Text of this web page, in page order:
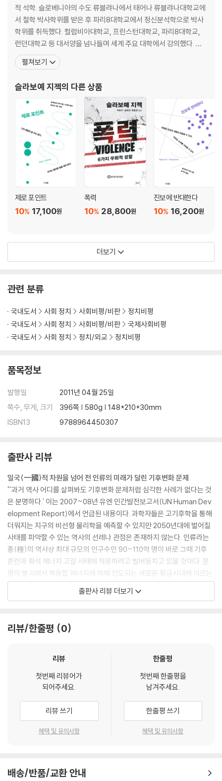
적 석학. 슬로베니아의 수도 류블랴나에서 태어나 류블랴나대학교에
서 철학 박사학위를 받은 후 파리8대학교에서 정신분석학으로 박사
학위를 취득했다. 컬럼비아대학교, 프린스턴대학교, 파리8대학교,
런던대학교 등 대서양을 넘나들며 세계 주요 대학에서 강의했다. 현
재는 슬로베니아 류블랴냐대학교 사회학연구소에서 선임연구원, 버
크벡연구소 인류학 소장을 역임하고 있다. 1989년 국제적 명성을 안
이론, 정신분석학, 현대철학에서의 독창적 통찰을 바탕으로 인문학,
펼쳐보기
슬라보예 지젝의 다른 상품
제로 포인트
17,100원
10%
폭력
28,800원
10%
진보에 반대한다
16,200원
10%
더보기
관련 분류
국내도서 사회 정치 사회비평/비판
정치비평
국내도서
사회 정치 사회비평/비판
국제사회비평
국내도서
사회 정치 정치/외교 정치비평
품목정보
발행일
2011년 04월 25일
쪽수, 무게, 크기
396쪽 | 580g | 148*210*30mm
ISBN13
9788964450307
출판사 리뷰
일국(一國)적 차원을 넘어 전 인류의 미래가 달린 기후변화 문제
"'과거 역사 어디를 살펴봐도 기후변화 문제처럼 심각한 사례가 없다는 것
은 분명하다.' 이는 2007~08년 유엔 인간발전보고서(UN Human Dev
elopment Report)에서 언급된 내용이다. 과학자들은 고기후학을 통해
더워지는 지구의 비선형 물리학을 예측할 수 있지만 2050년대에 벌어질
사태를 파악할 수 있는 역사의 선례나 관점은 존재하지 않는다. 인류라는
종(種)의 역사상 최대 규모의 인구수인 90~110억 명이 바로 그때 기후
혼란과 화석 에너지 고갈 사태에 적응하려고 발버둥치고 있을 것이다. 문
명의 붕괴에서 핵융합 에너지에 의해 인도되는 새로운 황금시대에 이르는
온갖 시나리오를 우리 손자, 손녀들의 미래라는 낯선 스크린에 투사해볼
수 있을 것이다." 이것은 미국의 대표적 진보 사회학자 마이크 데이비스의
최근 일본을 강타한 지진과 지진해일, 그리고 뒤이은 후쿠시마 원자력 발
고, 한편으로는 그동안 인류가 청정 에너지로 맹신해오다시피한 원자력 발
하겐 기후회의에 걸었던 희망은 사실상 물 건너간 지 오래이며, 선진국들
의 생색내기 원조사업은 문제의 본질을 호도하고 있다. 1961년 이후 경제
가 세계화되면서 환경이 지게 된 부담과 비용 가운데 선진 부국(富國)들
은 전 세계에 걸쳐 환경 악화의 42퍼센트를 담당했고 그에 따른 비용은 고
작 3퍼센트만을 감당했을 뿐이다.
대(大)히말라야 수계(水系)」이다. 전 세계 인구의 거의 절반을 품고 있는,
출판사 리뷰 더보기
리뷰/한줄평 0
리뷰
첫번째 리뷰어가
되어주세요.
리뷰 쓰기
혜택 및 유의사항
한줄평
첫번째 한줄평을
남겨주세요.
한줄평 쓰기
혜택 및 유의사항
배송/반품/교환 안내